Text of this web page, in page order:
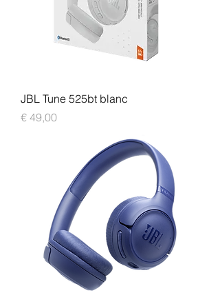
JBL Tune 525bt blanc
Prijs
€ 49,00